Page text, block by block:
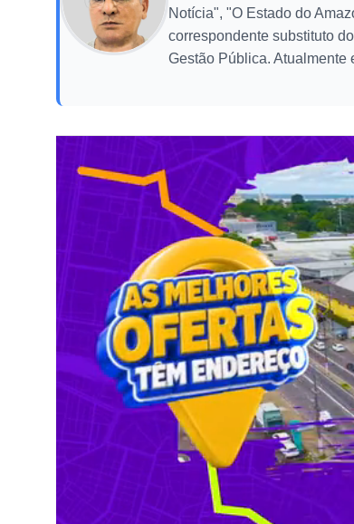
Notícia", "O Estado do
correspondente substituto
Gestão Pública. Atualmente